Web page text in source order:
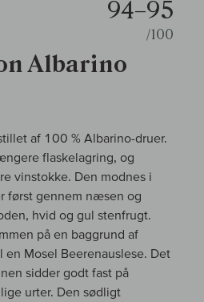
Albarino
94–95
/100
af 100 % Albarino-druer.
flaskelagring, og
vinstokke. Den modnes i
først gennem næsen og
hvid og gul stenfrugt.
på en baggrund af
Mosel Beerenauslese. Det
sidder godt fast på
urter. Den sødligt